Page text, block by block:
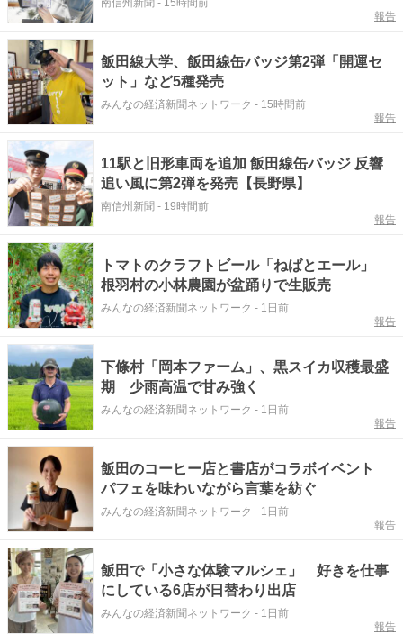
南信州新聞 - 15時間前
報告
飯田線大学、飯田線缶バッジ第2弾「開運セ
ット」など5種発売
みんなの経済新聞ネットワーク - 15時間前
報告
11駅と旧形車両を追加 飯田線缶バッジ 反響
追い風に第2弾を発売【長野県】
南信州新聞 - 19時間前
報告
トマトのクラフトビール「ねばとエール」
根羽村の小林農園が盆踊りで生販売
みんなの経済新聞ネットワーク - 1日前
報告
下條村「岡本ファーム」、黒スイカ収穫最盛
期 少雨高温で甘み強く
みんなの経済新聞ネットワーク - 1日前
報告
飯田のコーヒー店と書店がコラボイベント
パフェを味わいながら言葉を紡ぐ
みんなの経済新聞ネットワーク - 1日前
報告
飯田で「小さな体験マルシェ」 好きを仕事
にしている6店が日替わり出店
みんなの経済新聞ネットワーク - 1日前
報告